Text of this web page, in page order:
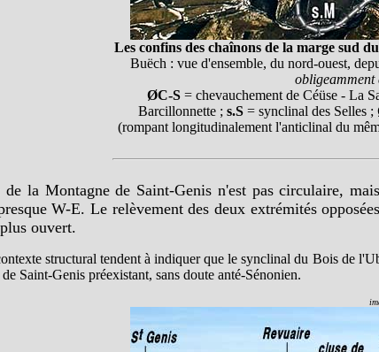
Les confins des chaînons de la marge sud
Buëch : vue d'ensemble, du nord-ouest,
obligeamment
ØC-S= chevauchement de Céüse - La
Barcillonnette ; s.S= synclinal des Selles ;
(rompant longitudinalement l'anticlinal du
la Montagne de Saint-Genis n'est pas circulaire,
W-E. Le relèvement des deux extrémités
ouvert.
structural tendent à indiquer que le synclinal du Bois de
Saint-Genis préexistant, sans doute anté-Sénonien.